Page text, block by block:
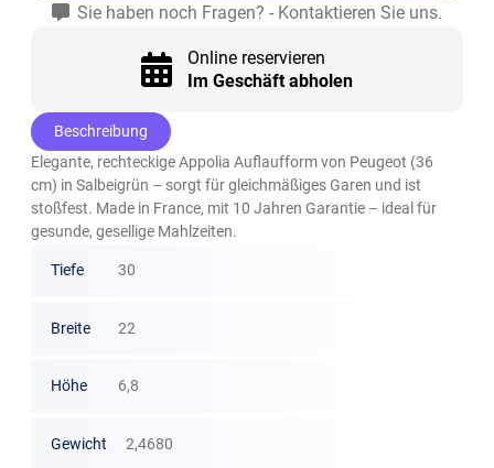
Sie haben noch Fragen? - Kontaktieren Sie uns.
Online reservieren
Im Geschäft abholen
Beschreibung
Elegante, rechteckige Appolia Auflaufform von Peugeot (36
cm) in Salbeigrün – sorgt für gleichmäßiges Garen und ist
stoßfest. Made in France, mit 10 Jahren Garantie – ideal für
gesunde, gesellige Mahlzeiten.
Tiefe 30
Breite 22
Höhe 6,8
Gewicht 2,4680